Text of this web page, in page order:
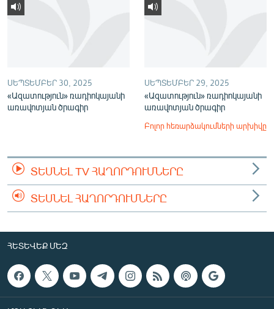
ՍԵՊՏԵՄԲԵՐ 30, 2025
«Ազատություն» ռադիոկայանի
առավոտյան ծրագիր
ՍԵՊՏԵՄԲԵՐ 29, 2025
«Ազատություն» ռադիոկայանի
առավոտյան ծրագիր
Բոլոր հեռարձակումների արխիվը
ՏԵՍՆԵԼ TV ՀԱՂՈՐԴՈՒՄՆԵՐԸ
ՏԵՍՆԵԼ ՀԱՂՈՐԴՈՒՄՆԵՐԸ
ՀԵՏԵՎԵՔ ՄԵԶ